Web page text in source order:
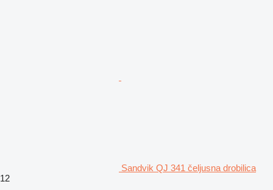
Sandvik QJ 341 čeljusna drobilica
12